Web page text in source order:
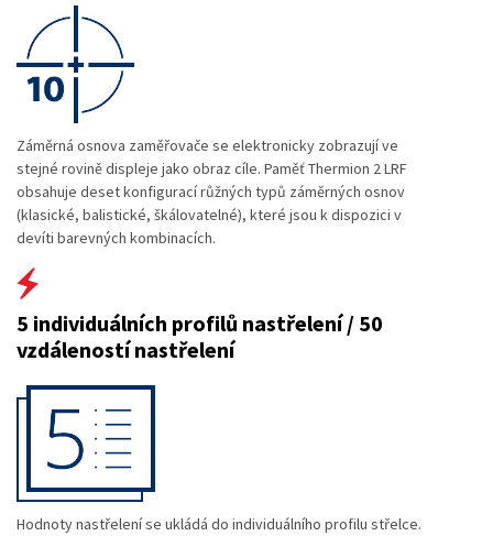
Záměrná osnova zaměřovače se elektronicky zobrazují ve
stejné rovině displeje jako obraz cíle. Paměť Thermion 2 LRF
obsahuje deset konfigurací růžných typů záměrných osnov
(klasické, balistické, škálovatelné), které jsou k dispozici v
devíti barevných kombinacích.
5 individuálních profilů nastřelení / 50
vzdáleností nastřelení
Hodnoty nastřelení se ukládá do individuálního profilu střelce.